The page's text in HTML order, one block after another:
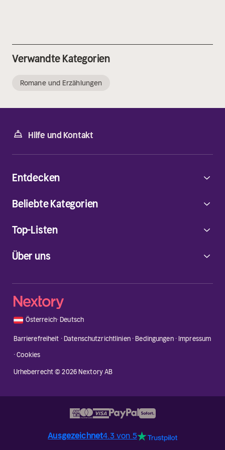
Verwandte Kategorien
Romane und Erzählungen
Hilfe und Kontakt
Über uns
Entdecken
Beliebte Kategorien
Top-Listen
🇦🇹 Österreich·Deutsch
Barrierefreiheit ·Datenschutzrichtlinien·Bedingungen· Impressum
·Cookies
Urheberrecht © 2026 Nextory AB
Ausgezeichnet4.3 von 5